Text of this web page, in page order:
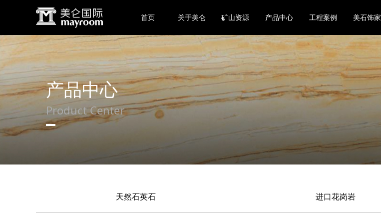
首页 关于美仑 矿山资源 产品中心 工程案例 美石饰家
产品中心
Product Center
天然石英石 进口花岗岩